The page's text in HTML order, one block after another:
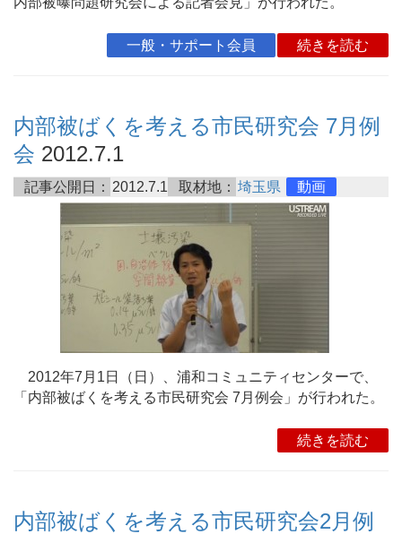
一般・サポート会員 続きを読む
内部被ばくを考える市民研究会 7月例
会 2012.7.1
記事公開日： 2012.7.1 取材地： 埼玉県 動画
2012年7月1日（日）、浦和コミュニティセンターで、
「内部被ばくを考える市民研究会 7月例会」が行われた。
続きを読む
内部被ばくを考える市民研究会2月例